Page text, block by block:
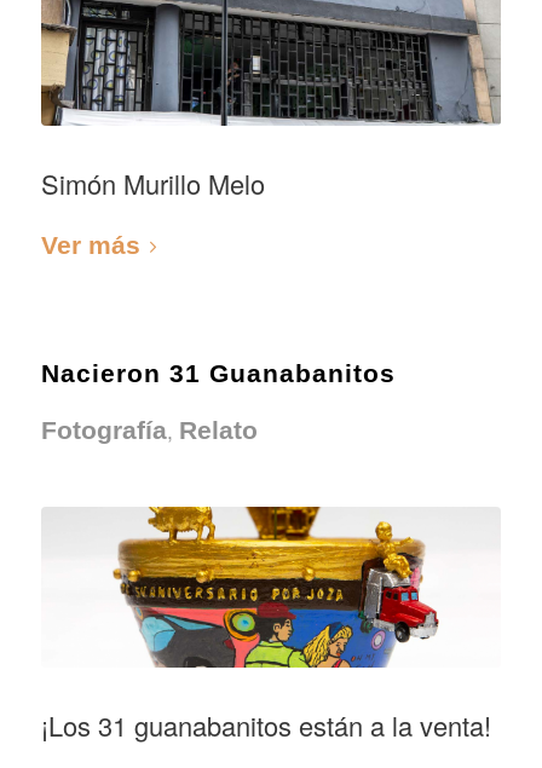
Simón Murillo Melo
Ver más
Nacieron 31 Guanabanitos
Fotografía, Relato
¡Los 31 guanabanitos están a la venta!